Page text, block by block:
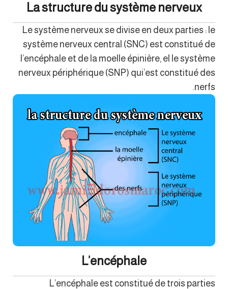
La structure du système nerveux
Le système nerveux se divise en deux parties : le
système nerveux central (SNC) est constitué de
l’encéphale et de la moelle épinière, el le système
nerveux périphérique (SNP) qui’est constitué des
nerfs.
L’encéphale
L’encéphale est constitué de trois parties